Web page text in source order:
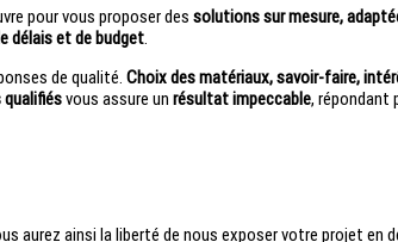
pour vous proposer des solutions sur mesure,
délais et de budget.
de qualité. Choix des matériaux, savoir-faire,
vous assure un résultat impeccable, répondant
aurez ainsi la liberté de nous exposer votre projet en